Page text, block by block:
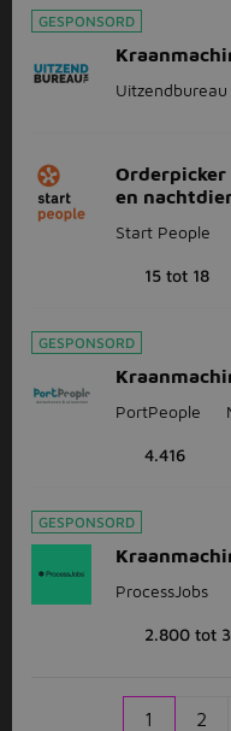
GESPONSORD
Uitzendbureau
Orderpicker
en
Start People
15 tot 18
GESPONSORD
PortPeople
4.416
GESPONSORD
ProcessJobs
2.800 tot
1 2